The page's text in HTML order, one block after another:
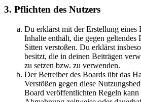
3. Pflichten des Nutzers
Du erklärst mit der Erstellung eines
Inhalte enthält, die gegen geltendes
Sitten verstoßen. Du erklärst
besitzt, die in deinen Beiträgen
zu setzen bzw. zu verwenden.
Der Betreiber des Boards übt das
Verstößen gegen diese
Board veröffentlichten Regeln